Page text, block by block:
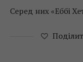
Серед них «Еббі